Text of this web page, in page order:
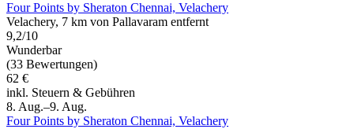
Four Points by Sheraton Chennai, Velachery
Velachery, 7 km von Pallavaram entfernt
9,2/10
Wunderbar
(33 Bewertungen)
62 €
inkl. Steuern & Gebühren
8. Aug.–9. Aug.
Four Points by Sheraton Chennai, Velachery